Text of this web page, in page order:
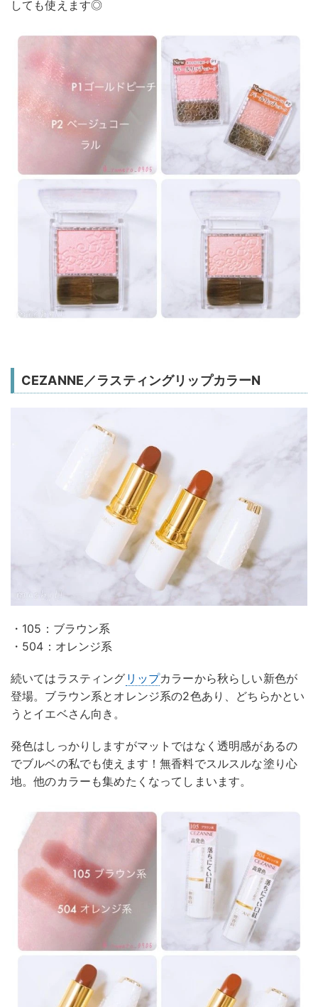
しても使えます◎
CEZANNE／ラスティングリップカラーN
・105：ブラウン系
・504：オレンジ系
続いてはラスティング リップカラーから秋らしい新色が
登場。ブラウン系とオレンジ系の2色あり、どちらかとい
うとイエベさん向き。
発色はしっかりしますがマットではなく透明感があるの
でブルベの私でも使えます！無香料でスルスルな塗り心
地。他のカラーも集めたくなってしまいます。